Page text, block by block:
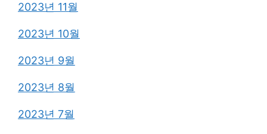
2023년 11월
2023년 10월
2023년 9월
2023년 8월
2023년 7월